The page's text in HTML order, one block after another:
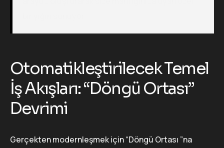
Otomatikleştirilecek Temel
İş Akışları: “Döngü Ortası”
Devrimi
Gerçekten modernleşmek için “Döngü Ortası ”na